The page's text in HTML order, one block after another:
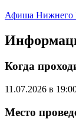
Афиша Нижнего
Когда
11.07.2026 в
Место